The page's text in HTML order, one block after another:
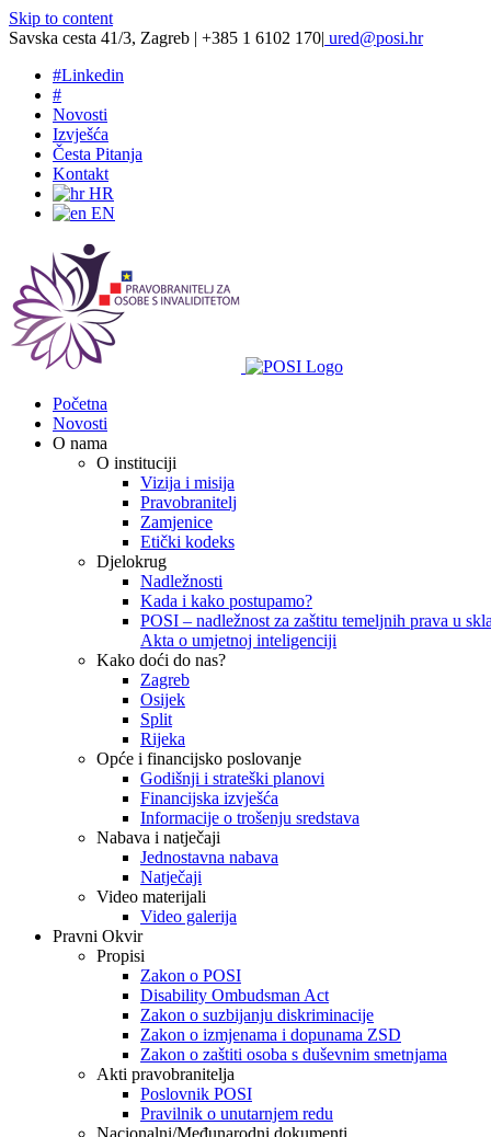
Skip to content
Savska cesta 41/3, Zagreb | +385 1 6102 170| ured@posi.hr
#Linkedin
#
Novosti
Izvješća
Česta Pitanja
Kontakt
HR
EN
Početna
Novosti
O nama
O instituciji
Vizija i misija
Pravobranitelj
Zamjenice
Etički kodeks
Djelokrug
Nadležnosti
Kada i kako postupamo?
POSI – nadležnost za zaštitu temeljnih prava u
Akta o umjetnoj inteligenciji
Kako doći do nas?
Zagreb
Osijek
Split
Rijeka
Opće i financijsko poslovanje
Godišnji i strateški planovi
Financijska izvješća
Informacije o trošenju sredstava
Nabava i natječaji
Jednostavna nabava
Natječaji
Video materijali
Video galerija
Pravni Okvir
Propisi
Zakon o POSI
Disability Ombudsman Act
Zakon o suzbijanju diskriminacije
Zakon o izmjenama i dopunama ZSD
Zakon o zaštiti osoba s duševnim smetnjama
Akti pravobranitelja
Poslovnik POSI
Pravilnik o unutarnjem redu
Nacionalni/Međunarodni dokumenti